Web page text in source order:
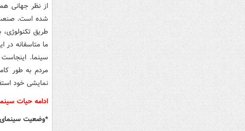
از نظر جهانی
شده است. صنعت
طریق
ما متاسفانه در
سینما.
مردم به طور
نمایشی خود
ادامه حیات
*وضعیت سینمای